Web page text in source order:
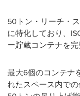
50 トン・リーチ・
に特化しており、
ー貯蔵コンテナを
最大6個のコンテナ
れたスペース内で